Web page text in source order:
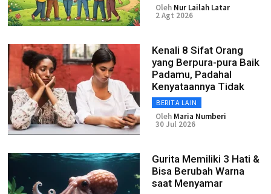
Oleh Nur Lailah Latar
2 Agt 2026
Kenali 8 Sifat Orang
yang Berpura-pura Baik
Padamu, Padahal
Kenyataannya Tidak
BERITA LAIN
Oleh Maria Numberi
30 Jul 2026
Gurita Memiliki 3 Hati &
Bisa Berubah Warna
saat Menyamar